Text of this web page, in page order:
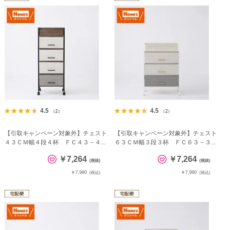
4.5 （2）
【引取キャンペーン対象外】チェスト
４３ＣＭ幅４段４杯 ＦＣ４３－４...
￥7,264 (税抜)
￥7,990 (税込)
4.5 （2）
【引取キャンペーン対象外】チェスト
６３ＣＭ幅３段３杯 ＦＣ６３－３...
￥7,264 (税抜)
￥7,990 (税込)